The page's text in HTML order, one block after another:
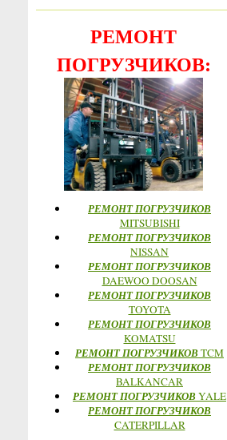
РЕМОНТ
ПОГРУЗЧИКОВ:
РЕМОНТ ПОГРУЗЧИКОВ
MITSUBISHI
РЕМОНТ ПОГРУЗЧИКОВ
NISSAN
РЕМОНТ ПОГРУЗЧИКОВ
DAEWOO DOOSAN
РЕМОНТ ПОГРУЗЧИКОВ
TOYOTA
РЕМОНТ ПОГРУЗЧИКОВ
KOMATSU
РЕМОНТ ПОГРУЗЧИКОВTCM
РЕМОНТ ПОГРУЗЧИКОВ
BALKANCAR
РЕМОНТ ПОГРУЗЧИКОВYALE
РЕМОНТ ПОГРУЗЧИКОВ
CATERPILLAR